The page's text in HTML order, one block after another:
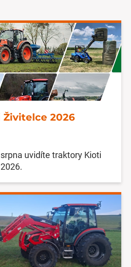
2026
uvidíte traktory Kioti